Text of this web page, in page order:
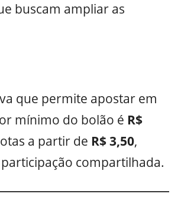
buscam ampliar as
que permite apostar em
mínimo do bolão é R$
a partir de R$ 3,50,
compartilhada.